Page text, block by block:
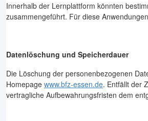
Innerhalb der Lernplattform könnten
zusammengeführt. Für diese
Datenlöschung und Speicherdauer
Die Löschung der personenbezogenen
Homepage www.bfz-essen.de. Entfällt der
vertragliche Aufbewahrungsfristen dem